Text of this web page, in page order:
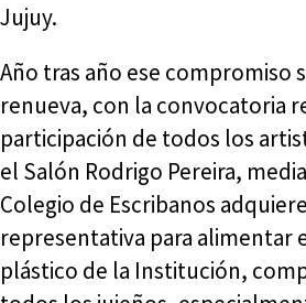
Jujuy.
Año tras año ese compromiso
renueva, con la convocatoria
participación de todos los
el Salón Rodrigo Pereira,
Colegio de Escribanos
representativa para alimentar
plástico de la Institución,